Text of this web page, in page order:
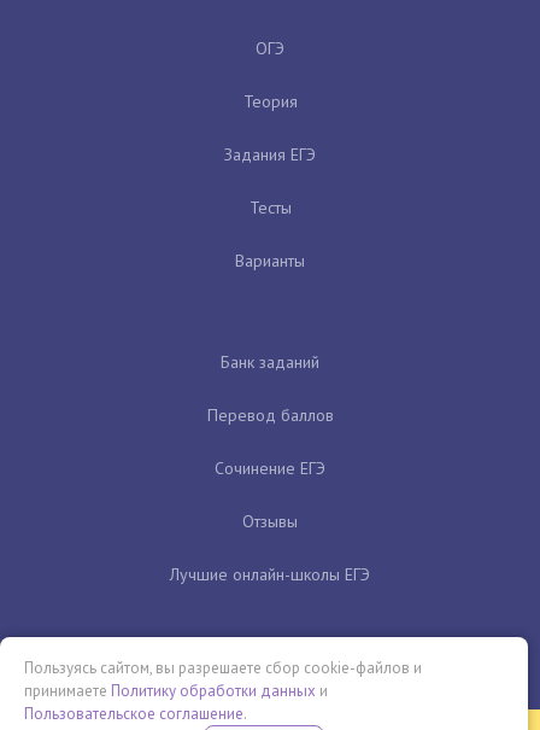
ОГЭ
Теория
Задания ЕГЭ
Тесты
Варианты
Банк заданий
Перевод баллов
Сочинение ЕГЭ
Отзывы
Лучшие онлайн-школы ЕГЭ
Пользуясь сайтом, вы разрешаете сбор cookie-файлов и
принимаете Политику обработки данных и
Пользовательское соглашение.